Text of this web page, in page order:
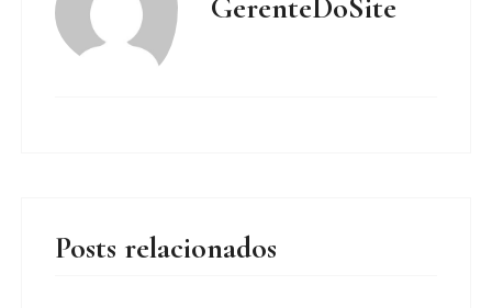
Posts relacionados